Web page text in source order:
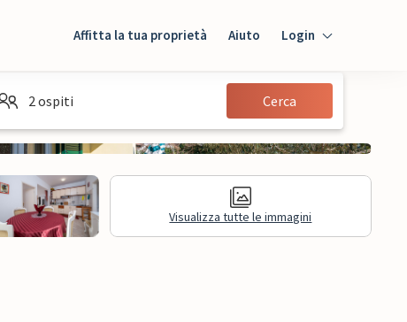
Affitta la tua proprietà Aiuto Login
Ospiti
2 ospiti Cerca
Visualizza tutte le immagini